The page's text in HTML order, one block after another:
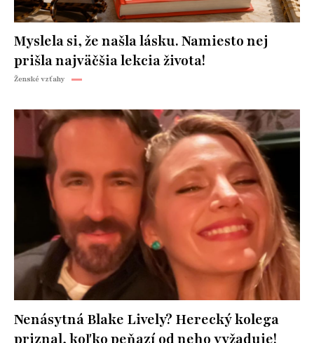
Myslela si, že našla lásku. Namiesto nej
prišla najväčšia lekcia života!
Ženské vzťahy
Nenásytná Blake Lively? Herecký kolega
priznal, koľko peňazí od neho vyžaduje!